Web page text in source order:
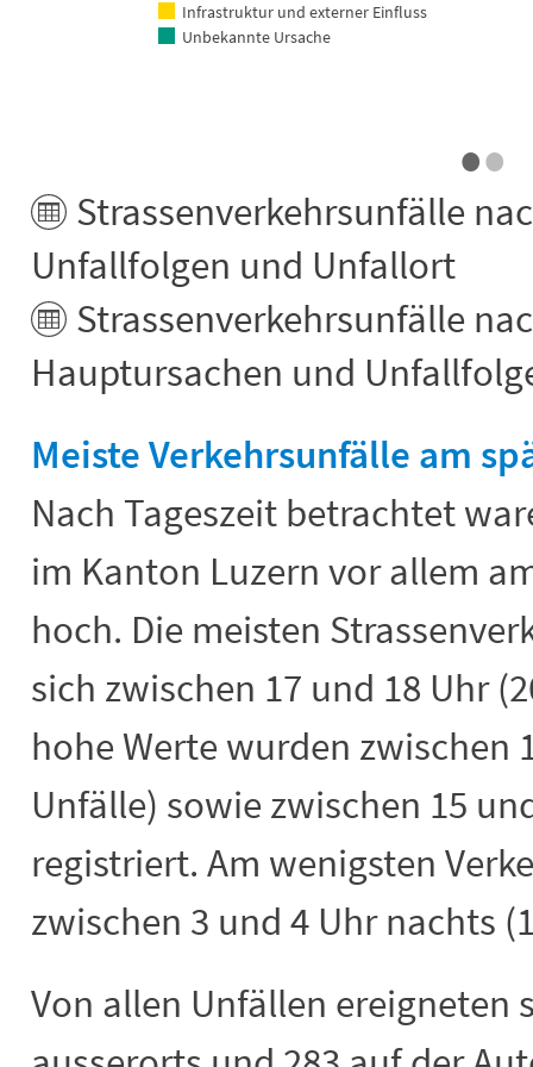
Infrastruktur und externer Einfluss
Unbekannte Ursache
••
Strassenverkehrsunfälle
Unfallfolgen und Unfallort
Strassenverkehrsunfälle
Hauptursachen und
Meiste Verkehrsunfälle am
Nach Tageszeit betrachtet
im Kanton Luzern vor allem
hoch. Die meisten
sich zwischen 17 und 18 Uhr
hohe Werte wurden zwischen
Unfälle) sowie zwischen 15
registriert. Am wenigsten
zwischen 3 und 4 Uhr nachts
Von allen Unfällen ereigneten